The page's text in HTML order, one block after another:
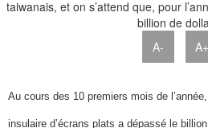
A- A+
Au cours des 10 premiers mois de
insulaire d’écrans plats a dépassé le